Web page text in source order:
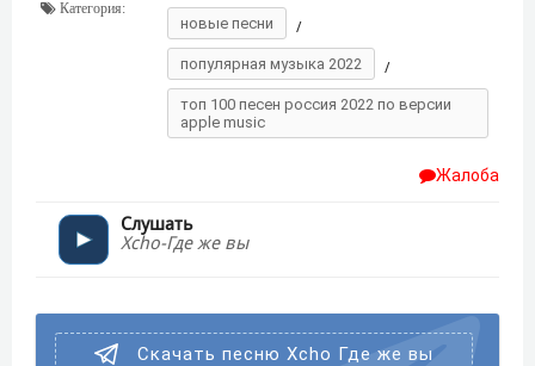
Категория:
новые песни /
популярная музыка 2022 /
топ 100 песен россия 2022 по версии
apple music
Жалоба
Слушать
Xcho-Где же вы
Скачать песню Xcho Где же вы